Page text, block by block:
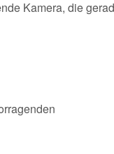
Kamera, die